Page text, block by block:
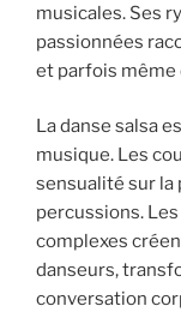
musicales. Ses
passionnées
et parfois même
La danse salsa
musique. Les
sensualité sur la
percussions.
complexes
danseurs,
conversation